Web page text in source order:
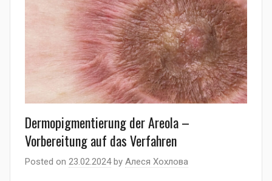
Dermopigmentierung der Areola –
Vorbereitung auf das Verfahren
Posted on 23.02.2024by Алеся Хохлова